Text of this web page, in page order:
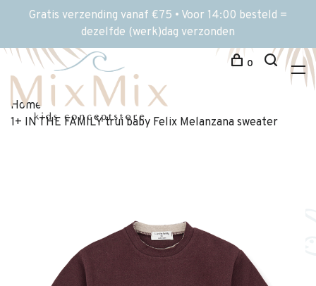
Gratis verzending vanaf €75 • Voor 14:00 besteld =
dezelfde (werk)dag verzonden
0
Home
1+ IN THE FAMILY trui baby Felix Melanzana sweater